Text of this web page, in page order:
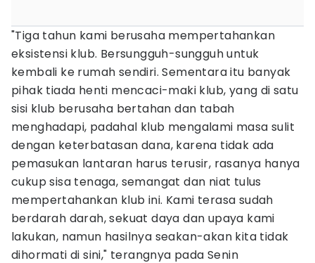
"Tiga tahun kami berusaha mempertahankan
eksistensi klub. Bersungguh-sungguh untuk
kembali ke rumah sendiri. Sementara itu banyak
pihak tiada henti mencaci-maki klub, yang di satu
sisi klub berusaha bertahan dan tabah
menghadapi, padahal klub mengalami masa sulit
dengan keterbatasan dana, karena tidak ada
pemasukan lantaran harus terusir, rasanya hanya
cukup sisa tenaga, semangat dan niat tulus
mempertahankan klub ini. Kami terasa sudah
berdarah darah, sekuat daya dan upaya kami
lakukan, namun hasilnya seakan-akan kita tidak
dihormati di sini," terangnya pada Senin